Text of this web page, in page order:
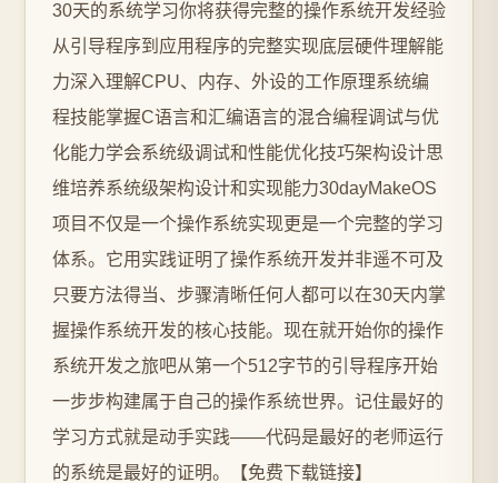
30天的系统学习你将获得完整的操作系统开发经验
从引导程序到应用程序的完整实现底层硬件理解能
力深入理解CPU、内存、外设的工作原理系统编
程技能掌握C语言和汇编语言的混合编程调试与优
化能力学会系统级调试和性能优化技巧架构设计思
维培养系统级架构设计和实现能力30dayMakeOS
项目不仅是一个操作系统实现更是一个完整的学习
体系。它用实践证明了操作系统开发并非遥不可及
只要方法得当、步骤清晰任何人都可以在30天内掌
握操作系统开发的核心技能。现在就开始你的操作
系统开发之旅吧从第一个512字节的引导程序开始
一步步构建属于自己的操作系统世界。记住最好的
学习方式就是动手实践——代码是最好的老师运行
的系统是最好的证明。【免费下载链接】